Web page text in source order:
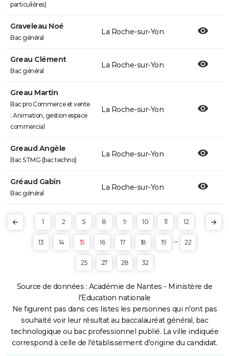
particulières)
Graveleau Noé
Bac général
La Roche-sur-Yon
Greau Clément
Bac général
La Roche-sur-Yon
Greau Martin
Bac pro Commerce et vente
: Animation, gestion espace
commercial
La Roche-sur-Yon
Greaud Angèle
Bac STMG (bac techno)
La Roche-sur-Yon
Gréaud Gabin
Bac général
La Roche-sur-Yon
1 2 5 8 9 10 11 12
13 14 15 16 17 18 19 ... 22
25 27 28 32
Source de données : Académie de Nantes - Ministère de
l'Education nationale
Ne figurent pas dans ces listes les personnes qui n'ont pas
souhaité voir leur résultat au baccalauréat général, bac
technologique ou bac professionnel publié. La ville indiquée
correspond à celle de l'établissement d'origine du candidat.